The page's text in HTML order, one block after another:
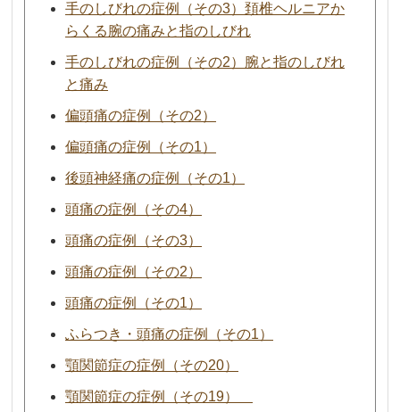
手のしびれの症例（その3）頚椎ヘルニアか
らくる腕の痛みと指のしびれ
手のしびれの症例（その2）腕と指のしびれ
と痛み
偏頭痛の症例（その2）
偏頭痛の症例（その1）
後頭神経痛の症例（その1）
頭痛の症例（その4）
頭痛の症例（その3）
頭痛の症例（その2）
頭痛の症例（その1）
ふらつき・頭痛の症例（その1）
顎関節症の症例（その20）
顎関節症の症例（その19）